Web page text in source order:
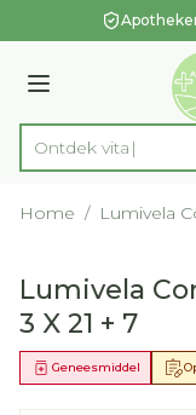
Ga naar de inhoud
Menu
Product, merk,
On
Home / Lumivela
Lumivela
3 X 21 + 7
Geneesmiddel